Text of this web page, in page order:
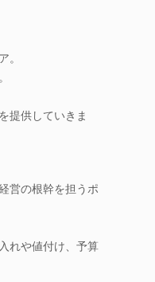
。
提供していきま
営の根幹を担うポ
れや値付け、予算